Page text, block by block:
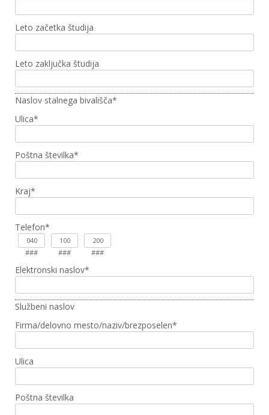
Leto začetka študija
Leto zaključka študija
Naslov stalnega bivališča*
Ulica*
Poštna številka*
Kraj*
Telefon*
### ### ###
Elektronski naslov*
Službeni naslov
Firma/delovno mesto/naziv/brezposelen*
Ulica
Poštna številka